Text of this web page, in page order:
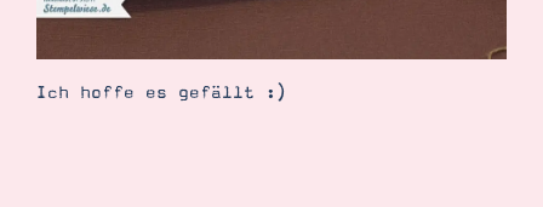
Ich hoffe es gefällt :)